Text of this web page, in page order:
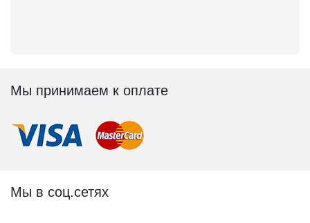
Мы принимаем к оплате
Мы в соц.сетях